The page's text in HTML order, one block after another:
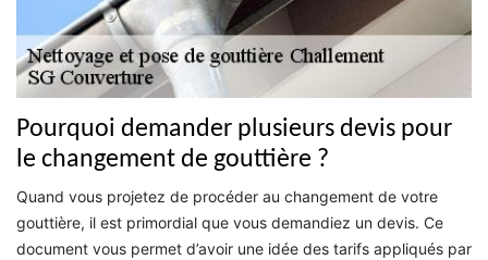
Pourquoi demander plusieurs devis pour
le changement de gouttière ?
Quand vous projetez de procéder au changement de votre
gouttière, il est primordial que vous demandiez un devis. Ce
document vous permet d’avoir une idée des tarifs appliqués par